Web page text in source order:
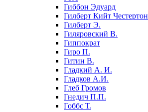
Гиббон Эдуард
Гилберт Кийт Честертон
Гилберт Э.
Гиляровский В.
Гиппократ
Гиро П.
Гитин В.
Гладкий А. И.
Гладков А.И.
Глеб Громов
Гнедич П.П.
Гоббс Т.